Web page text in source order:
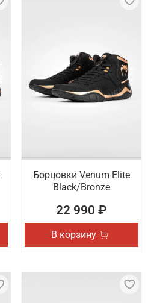
Борцовки Venum Elite
Black/Bronze
22 990 ₽
В корзину